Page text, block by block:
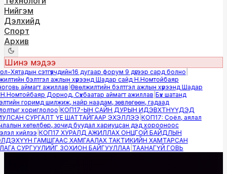
Нийгэм
Дэлхийд
Спорт
Архив
Шинэ мэдээ
Хятадын сэтгүүлчдийн16 дугаар форум 9 дүгээр сард болно|
бэлтгэл ажлын хүрээнд Шадар сайд Н.Номтойбаяр
аймагт ажиллав|Өвөлжилтийн бэлтгэл ажлын хүрээнд Шадар
Дорнод, Сүхбаатар аймагт ажиллав|Бүх шатанд
горимд шилжиж, найр наадам, зөвлөгөөн, гадаад
хориглолоо|КОП17-ЫН САЙН ДУРЫН ИДЭВХТНҮҮДЭД
СУРГАЛТ ҮЕ ШАТТАЙГААР ЭХЭЛЛЭЭ|КОП17: Соёл, аялал
хөтөлбөр, зочид буудал хариуцсан дэд хорооноос
хийлээ|КОП17 ХУРАЛД АЖИЛЛАХ ОНЦГОЙ БАЙДЛЫН
ГАМШГААС ХАМГААЛАХ ТАКТИКИЙН ХАМТАРСАН
СУРГУУЛИЙГ ЗОХИОН БАЙГУУЛЛАА|ТААНАГҮЙ ГОВЬ